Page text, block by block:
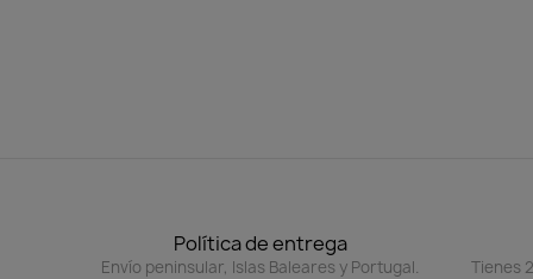
Política de entrega
Envío peninsular, Islas Baleares y Portugal.
Tienes